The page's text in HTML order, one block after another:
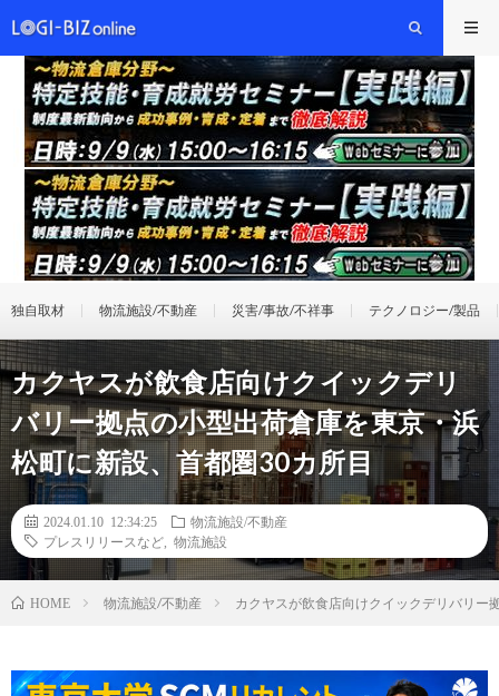
独自取材 物流施設/不動産 災害/事故/不祥事 テクノロジー/製品
カクヤスが飲食店向けクイックデリ
バリー拠点の小型出荷倉庫を東京・浜
松町に新設、首都圏30カ所目
2024.01.10 12:34:25
物流施設/不動産
プレスリリースなど
物流施設
HOME 物流施設/不動産 カクヤスが飲食店向けクイックデリバリー